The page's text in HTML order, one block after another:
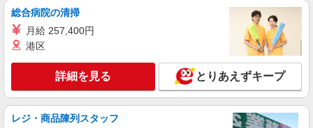
ィブ支給(規定有) ★月2回払い・週払い可能（規程
有）★ ゜・。○。・゜+゜・。○。・゜+゜
キープ 詳細を見る
派遣社員
【楽天モバイル】人気機種に詳しくなれる携帯
販売
月給：245250円〜319150円 ＋賞与年2回＋イ
ンセンティブ ※経験・能力による ※残業代支給
総合病院の清掃
月給 257,400円
港区
詳細を見る とりあえずキープ
レジ・商品陳列スタッフ